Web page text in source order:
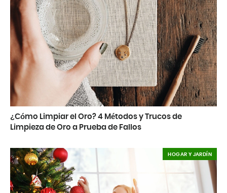
¿Cómo Limpiar el Oro? 4 Métodos y Trucos de
Limpieza de Oro a Prueba de Fallos
HOGAR Y JARDÍN